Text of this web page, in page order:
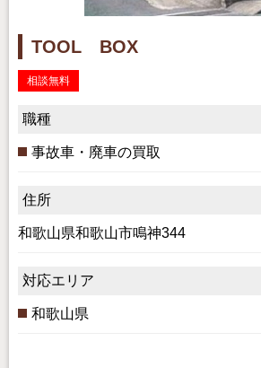
TOOL BOX
相談無料
職種
事故車・廃車の買取
住所
和歌山県和歌山市鳴神344
対応エリア
和歌山県